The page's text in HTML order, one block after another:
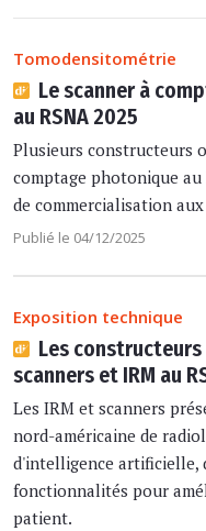
Tomodensitométrie
Le scanner à
au RSNA 2025
Plusieurs constructeurs
comptage photonique
de commercialisation
Publié le 04/12/2025
Exposition technique
Les
scanners et IRM au
Les IRM et scanners
nord-américaine de
d'intelligence artificielle,
fonctionnalités pour
patient.